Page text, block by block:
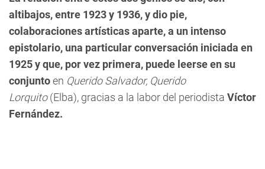
altibajos, entre 1923 y 1936, y dio pie,
colaboraciones artísticas aparte, a un intenso
epistolario, una particular conversación iniciada en
1925 y que, por vez primera, puede leerse en su
conjuntoen Querido Salvador, Querido
Lorquito (Elba), gracias a la labor del periodista Víctor
Fernández.